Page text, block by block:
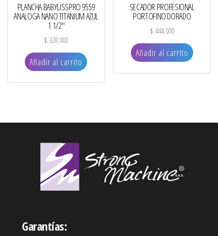
PLANCHA BABYLISSPRO 9559
ANALOGA NANO TITANIUM AZUL
1 1/2″
$ 328.000
Añadir al carrito
SECADOR PROFESIONAL
PORTOFINO DORADO
$ 444.000
Añadir al carrito
Garantías: